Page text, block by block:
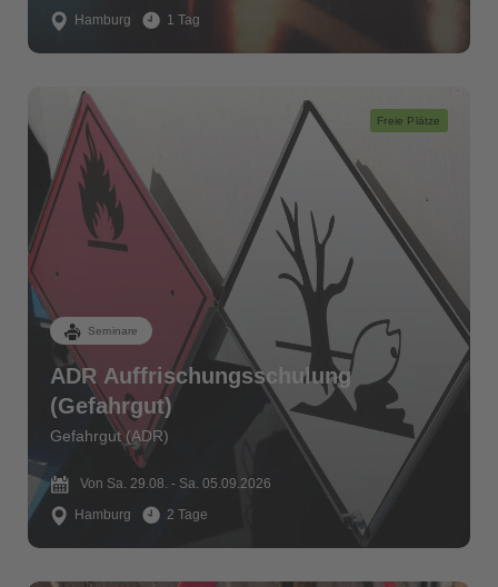
Hamburg
1 Tag
Freie Plätze
Seminare
ADR Auffrischungsschulung
(Gefahrgut)
Gefahrgut (ADR)
Von Sa. 29.08. - Sa. 05.09.2026
Hamburg
2 Tage